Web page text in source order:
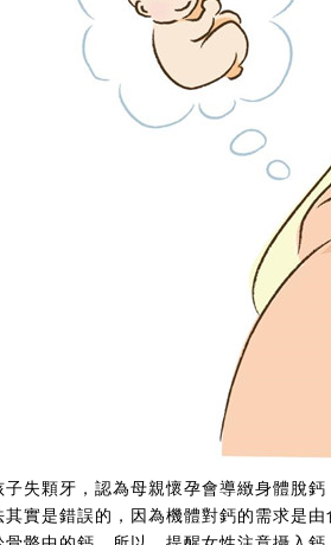
子失顆牙，認為母親懷孕會導緻身體脫
實是錯誤的，因為機體對鈣的需求是